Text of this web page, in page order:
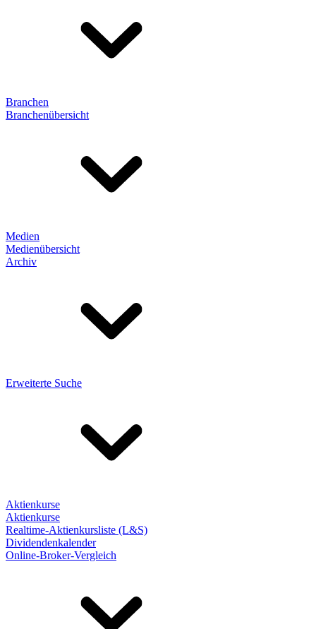
Branchen
Branchenübersicht
Medien
Medienübersicht
Archiv
Erweiterte Suche
Aktienkurse
Aktienkurse
Realtime-Aktienkursliste (L&S)
Dividendenkalender
Online-Broker-Vergleich